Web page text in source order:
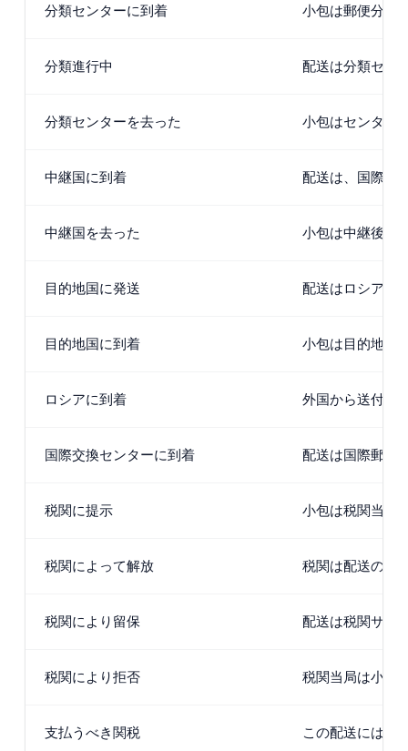
分類センターに到着 小包は郵便分類
分類進行中 配送は分類セン
分類センターを去った 小包はセンター
中継国に到着 配送は、国際配
中継国を去った 小包は中継後旅
目的地国に発送 配送はロシアを
目的地国に到着 小包は目的地国
ロシアに到着 外国から送付さ
国際交換センターに到着 配送は国際郵便
税関に提示 小包は税関当局
税関によって解放 税関は配送の通
税関により留保 配送は税関サー
税関により拒否 税関当局は小包
支払うべき関税 この配送には関